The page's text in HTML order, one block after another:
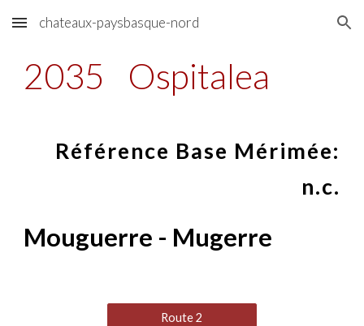
Skip to main content Skip to navigation
chateaux-paysbasque-nord
2035 Ospitalea
Référence Base Mérimée:
n.c.
Mouguerre - Mugerre
Route 2